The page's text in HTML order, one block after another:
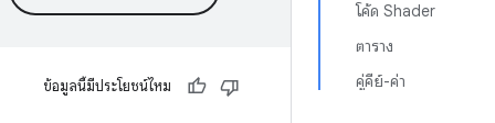
โค้ด Shader
ตาราง
คู่คีย์-ค่า
ข้อมูลนี้มีประโยชน์ไหม